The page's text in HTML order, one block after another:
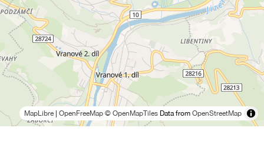
MapLibre OpenFreeMap © OpenMapTiles Data from OpenStreetMap